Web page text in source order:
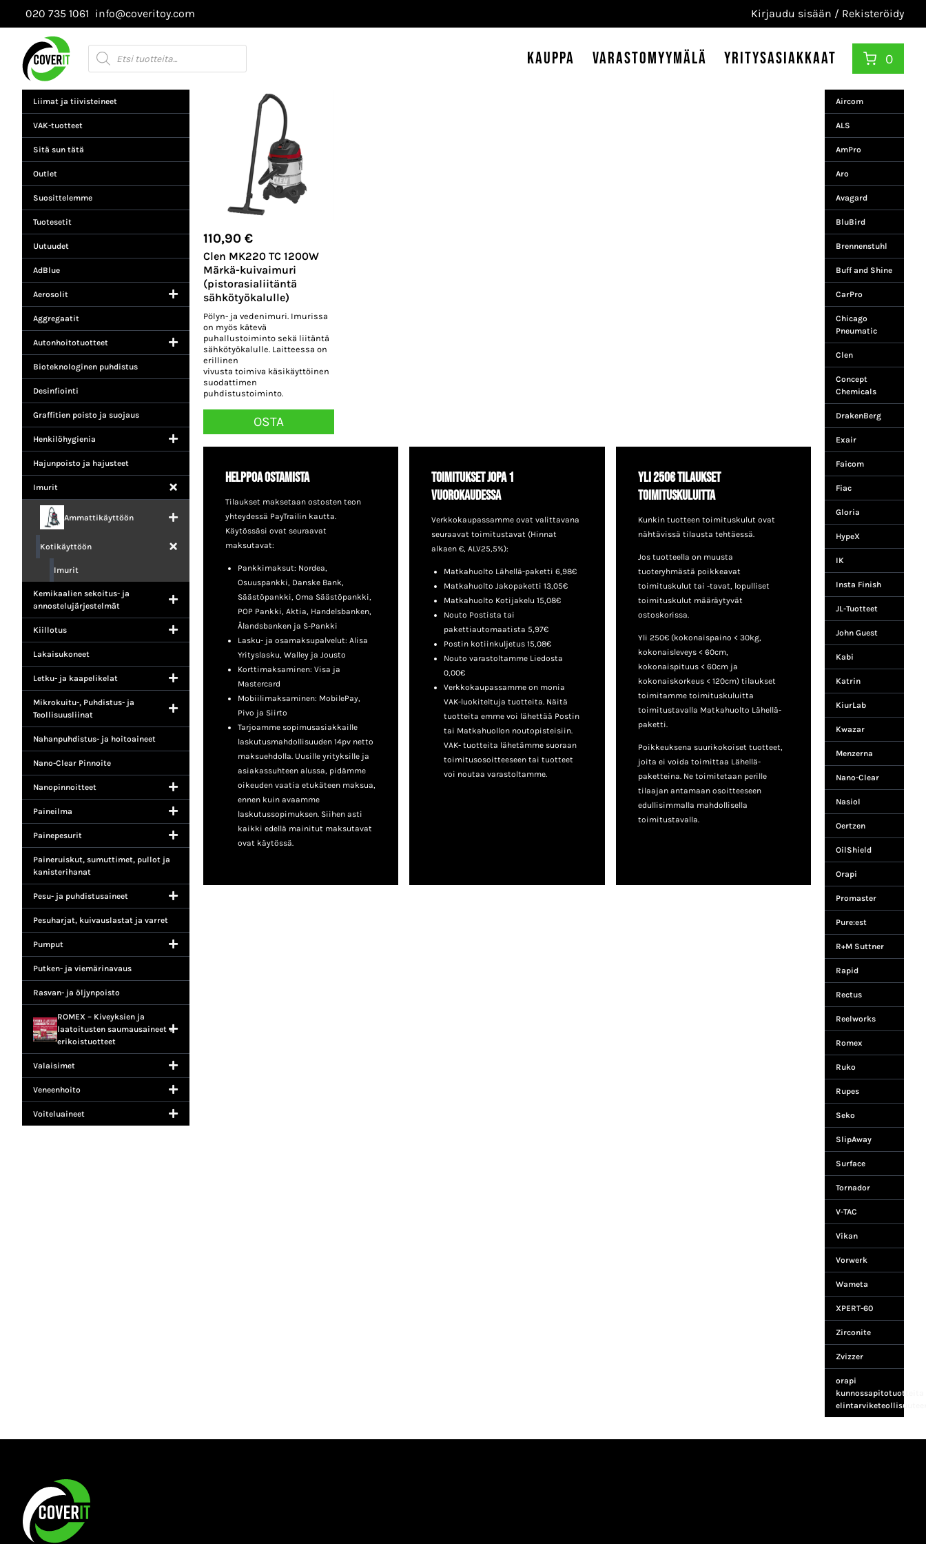
Siirry
sisältöön
020 735 1061 info@coveritoy.com Kirjaudu sisään / Rekisteröidy
Products
search
Kauppa Varastomyymälä Yritysasiakkaat 0
Liimat ja tiivisteineet
VAK-tuotteet
Sitä sun tätä
Outlet
Suosittelemme
Tuotesetit
Uutuudet
AdBlue
Aerosolit
Aggregaatit
Autonhoitotuotteet
Bioteknologinen puhdistus
Desinfiointi
Graffitien poisto ja suojaus
Henkilöhygienia
Hajunpoisto ja hajusteet
Imurit
Ammattikäyttöön
Kotikäyttöön
Imurit
Kemikaalien sekoitus- ja
annostelujärjestelmät
Kiillotus
Lakaisukoneet
Letku- ja kaapelikelat
Mikrokuitu-, Puhdistus- ja
Teollisuusliinat
Nahanpuhdistus- ja hoitoaineet
Nano-Clear Pinnoite
Nanopinnoitteet
Paineilma
Painepesurit
Paineruiskut, sumuttimet, pullot ja
kanisterihanat
Pesu- ja puhdistusaineet
Pesuharjat, kuivauslastat ja varret
Pumput
Putken- ja viemärinavaus
Rasvan- ja öljynpoisto
ROMEX – Kiveyksien ja
laatoitusten saumausaineet +
erikoistuotteet
Valaisimet
Veneenhoito
Voiteluaineet
110,90 €
Clen MK220 TC 1200W
Märkä-kuivaimuri
(pistorasialiitäntä
sähkötyökalulle)
Pölyn- ja vedenimuri. Imurissa
on myös kätevä
puhallustoiminto sekä liitäntä
sähkötyökalulle. Laitteessa on
erillinen
vivusta toimiva käsikäyttöinen
suodattimen
puhdistustoiminto.
OSTA
Helppoa ostamista
Tilaukset maksetaan ostosten teon
yhteydessä PayTrailin kautta.
Käytössäsi ovat seuraavat
maksutavat:
Pankkimaksut: Nordea,
Osuuspankki, Danske Bank,
Säästöpankki, Oma Säästöpankki,
POP Pankki, Aktia, Handelsbanken,
Ålandsbanken ja S-Pankki
Lasku- ja osamaksupalvelut: Alisa
Yrityslasku, Walley ja Jousto
Korttimaksaminen: Visa ja
Mastercard
Mobiilimaksaminen: MobilePay,
Pivo ja Siirto
Tarjoamme sopimusasiakkaille
laskutusmahdollisuuden 14pv netto
maksuehdolla. Uusille yrityksille ja
asiakassuhteen alussa, pidämme
oikeuden vaatia etukäteen maksua,
ennen kuin avaamme
laskutussopimuksen. Siihen asti
kaikki edellä mainitut maksutavat
ovat käytössä.
Toimitukset jopa 1
vuorokaudessa
Verkkokaupassamme ovat valittavana
seuraavat toimitustavat (Hinnat
alkaen €, ALV25,5%):
Matkahuolto Lähellä-paketti 6,98€
Matkahuolto Jakopaketti 13,05€
Matkahuolto Kotijakelu 15,08€
Nouto Postista tai
pakettiautomaatista 5,97€
Postin kotiinkuljetus 15,08€
Nouto varastoltamme Liedosta
0,00€
Verkkokaupassamme on monia
VAK-luokiteltuja tuotteita. Näitä
tuotteita emme voi lähettää Postin
tai Matkahuollon noutopisteisiin.
VAK- tuotteita lähetämme suoraan
toimitusosoitteeseen tai tuotteet
voi noutaa varastoltamme.
Yli 250€ tilaukset
toimituskuluitta
Kunkin tuotteen toimituskulut ovat
nähtävissä tilausta tehtäessä.
Jos tuotteella on muusta
tuoteryhmästä poikkeavat
toimituskulut tai -tavat, lopulliset
toimituskulut määräytyvät
ostoskorissa.
Yli 250€ (kokonaispaino < 30kg,
kokonaisleveys < 60cm,
kokonaispituus < 60cm ja
kokonaiskorkeus < 120cm) tilaukset
toimitamme toimituskuluitta
toimitustavalla Matkahuolto Lähellä-
paketti.
Poikkeuksena suurikokoiset tuotteet,
joita ei voida toimittaa Lähellä-
paketteina. Ne toimitetaan perille
tilaajan antamaan osoitteeseen
edullisimmalla mahdollisella
toimitustavalla.
Aircom
ALS
AmPro
Aro
Avagard
BluBird
Brennenstuhl
Buff and Shine
CarPro
Chicago
Pneumatic
Clen
Concept
Chemicals
DrakenBerg
Exair
Faicom
Fiac
Gloria
HypeX
IK
Insta Finish
JL-Tuotteet
John Guest
Kabi
Katrin
KiurLab
Kwazar
Menzerna
Nano-Clear
Nasiol
Oertzen
OilShield
Orapi
Promaster
Pure:est
R+M Suttner
Rapid
Rectus
Reelworks
Romex
Ruko
Rupes
Seko
SlipAway
Surface
Tornador
V-TAC
Vikan
Vorwerk
Wameta
XPERT-60
Zirconite
Zvizzer
orapi
kunnossapitotuotteita